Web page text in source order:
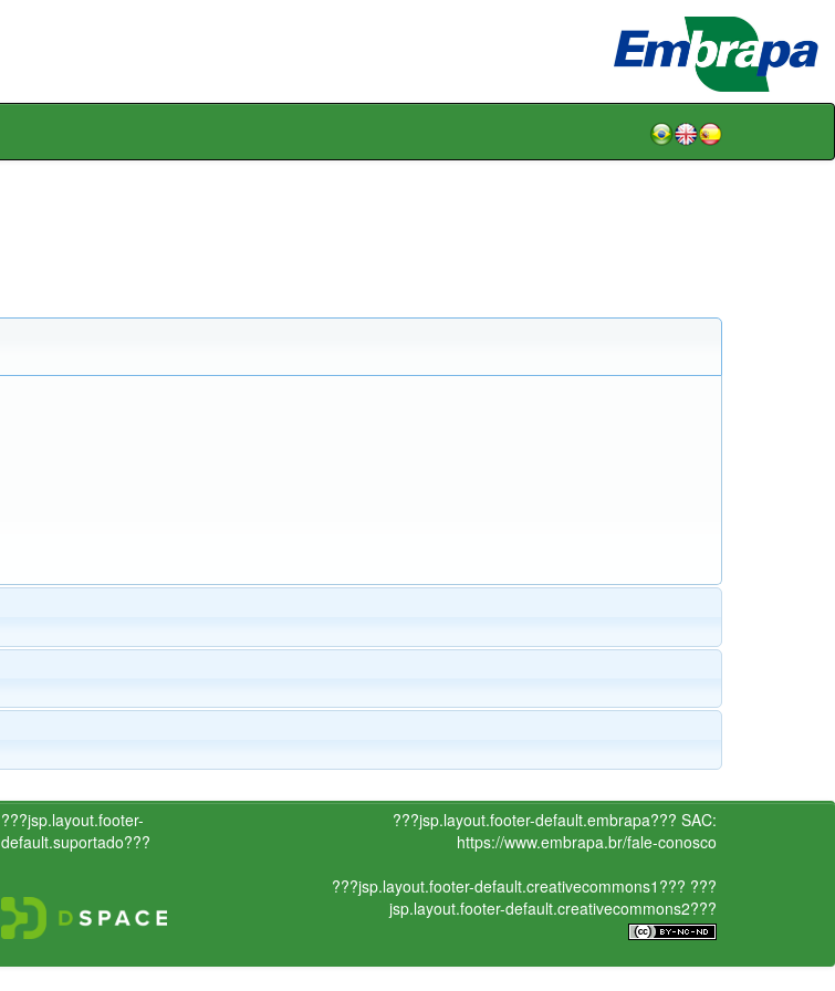
???jsp.layout.footer-
default.suportado???
???jsp.layout.footer-default.embrapa??? SAC:
https://www.embrapa.br/fale-conosco
???jsp.layout.footer-default.creativecommons1??? ???
jsp.layout.footer-default.creativecommons2???